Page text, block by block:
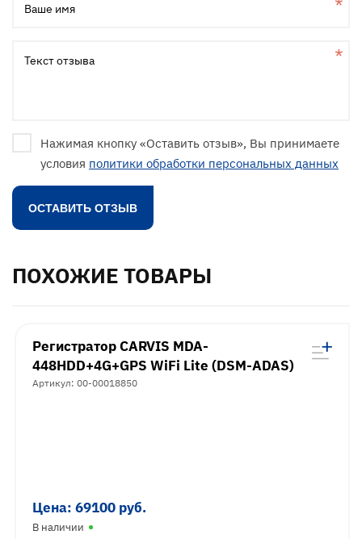
Ваше имя
Текст отзыва
Нажимая кнопку «Оставить отзыв», Вы принимаете
условия политики обработки персональных данных
ПОХОЖИЕ ТОВАРЫ
Регистратор CARVIS MDA-
448HDD+4G+GPS WiFi Lite (DSM-ADAS)
Артикул: 00-00018850
Цена: 69100 руб.
В наличии